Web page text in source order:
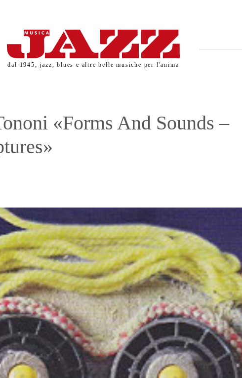
Musica Jazz di luglio 2026 è
in edicola
dal 1945, jazz, blues e altre belle musiche per l'anima
«Forms And Sounds –